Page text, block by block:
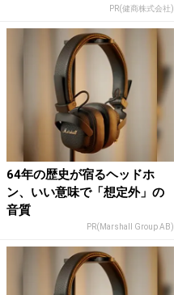
PR(健商株式会社)
64年の歴史が宿るヘッドホ
ン、いい意味で「想定外」の
音質
PR(Marshall Group AB)